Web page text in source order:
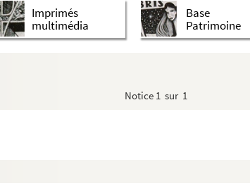
Imprimés
multimédia
Base
Patrimoine
Notice 1 sur 1
Unis